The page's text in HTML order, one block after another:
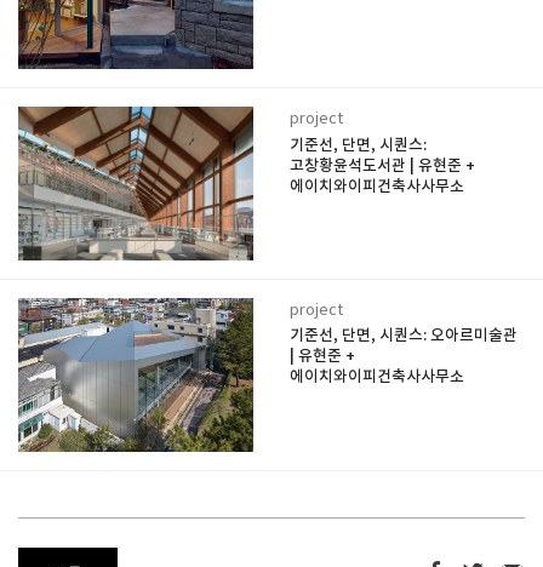
project
기준선, 단면, 시퀀스:
고창황윤석도서관 | 유현준 +
에이치와이피건축사사무소
project
기준선, 단면, 시퀀스: 오아르미술관
| 유현준 +
에이치와이피건축사사무소